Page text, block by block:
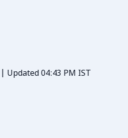
Updated 04:43 PM IST